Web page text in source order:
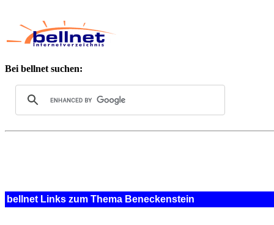
Bei bellnet suchen:
bellnet Links zum Thema Beneckenstein